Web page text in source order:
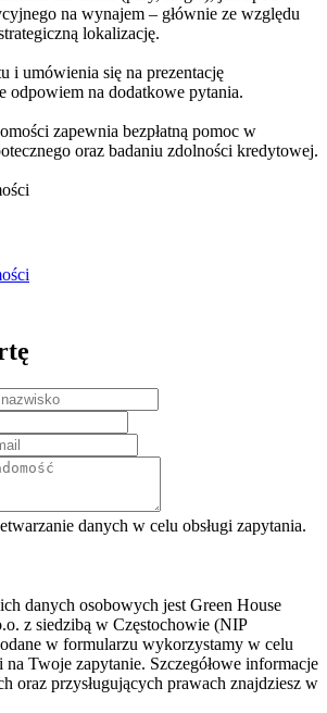
na wynajem – głównie ze względu
lokalizację.
i umówienia się na prezentację
odpowiem na dodatkowe pytania.
zapewnia bezpłatną pomoc w
oraz badaniu zdolności kredytowej.
danych w celu obsługi zapytania.
danych osobowych jest Green House
z siedzibą w Częstochowie (NIP
w formularzu wykorzystamy w celu
Twoje zapytanie. Szczegółowe informacje
oraz przysługujących prawach znajdziesz w